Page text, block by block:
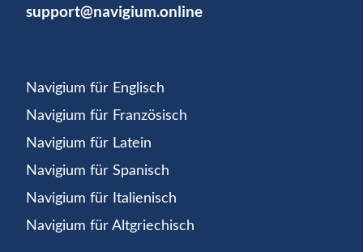
support@navigium.online
Navigium für Englisch
Navigium für Französisch
Navigium für Latein
Navigium für Spanisch
Navigium für Italienisch
Navigium für Altgriechisch